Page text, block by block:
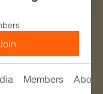
Members About